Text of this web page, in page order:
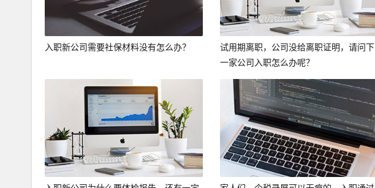
入职新公司需要社保材料没有怎么办？
试用期离职，公司没给离职证明，请问下
一家公司入职怎么办呢？